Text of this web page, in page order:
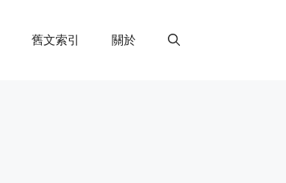
舊文索引 關於